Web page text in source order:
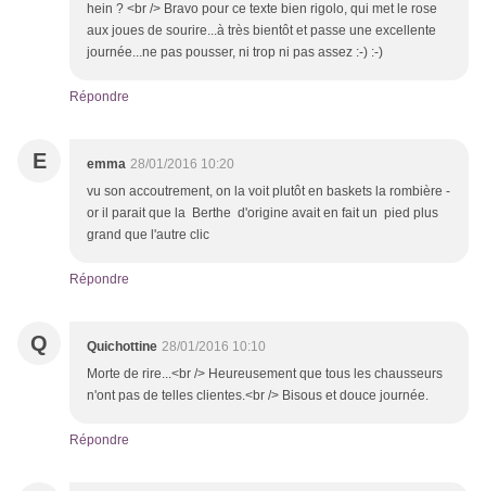
hein ? <br /> Bravo pour ce texte bien rigolo, qui met le rose
aux joues de sourire...à très bientôt et passe une excellente
journée...ne pas pousser, ni trop ni pas assez :-) :-)
Répondre
E emma 28/01/2016 10:20
vu son accoutrement, on la voit plutôt en baskets la rombière -
or il parait que la Berthe d'origine avait en fait un pied plus
grand que l'autre clic
Répondre
Q Quichottine 28/01/2016 10:10
Morte de rire...<br /> Heureusement que tous les chausseurs
n'ont pas de telles clientes.<br /> Bisous et douce journée.
Répondre